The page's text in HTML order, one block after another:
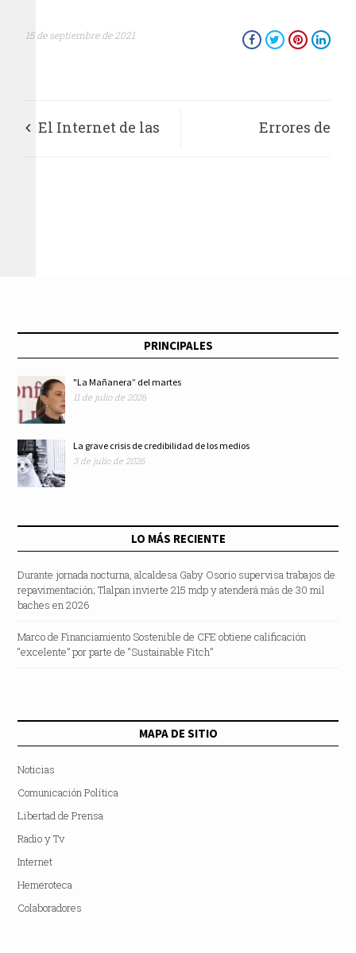
15 de septiembre de 2021
El Internet de las Errores de
PRINCIPALES
"La Mañanera” del martes
11 de julio de 2026
La grave crisis de credibilidad de los medios
3 de julio de 2026
LO MÁS RECIENTE
Durante jornada nocturna, alcaldesa Gaby Osorio supervisa trabajos de
repavimentación; Tlalpan invierte 215 mdp y atenderá más de 30 mil
baches en 2026
Marco de Financiamiento Sostenible de CFE obtiene calificación
“excelente” por parte de “Sustainable Fitch”
MAPA DE SITIO
Noticias
Comunicación Política
Libertad de Prensa
Radio y Tv
Internet
Hemeroteca
Colaboradores